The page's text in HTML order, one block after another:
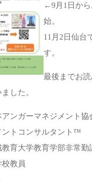
←9月1日か
始。
11月2日仙台
す。
最後までお読
した。
ンガーマネジメント協
ントコンサルタント™
育大学教育学部非常勤
教員